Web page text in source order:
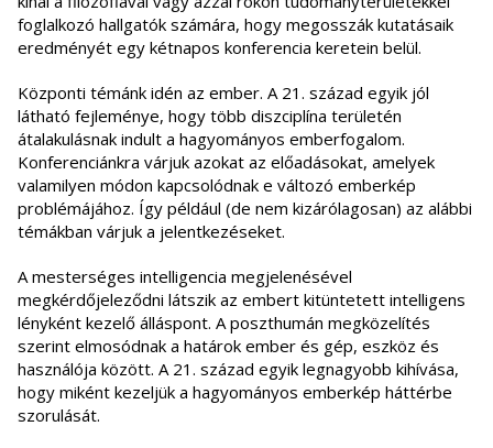
foglalkozó hallgatók számára, hogy megosszák kutatásaik
eredményét egy kétnapos konferencia keretein belül.
Központi témánk idén az ember. A 21. század egyik jól
látható fejleménye, hogy több diszciplína területén
átalakulásnak indult a hagyományos emberfogalom.
Konferenciánkra várjuk azokat az előadásokat, amelyek
valamilyen módon kapcsolódnak e változó emberkép
problémájához. Így például (de nem kizárólagosan) az alábbi
témákban várjuk a jelentkezéseket.
A mesterséges intelligencia megjelenésével
megkérdőjeleződni látszik az embert kitüntetett intelligens
lényként kezelő álláspont. A poszthumán megközelítés
szerint elmosódnak a határok ember és gép, eszköz és
használója között. A 21. század egyik legnagyobb kihívása,
hogy miként kezeljük a hagyományos emberkép háttérbe
szorulását.